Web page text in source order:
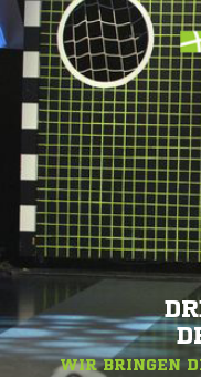
WIR BRINGEN